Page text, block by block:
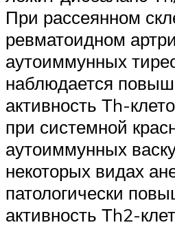
При рассеянном
ревматоидном
аутоиммунных
наблюдается
активность Тh-
при системной
аутоиммунных
некоторых видах
патологически
активность Тh2-